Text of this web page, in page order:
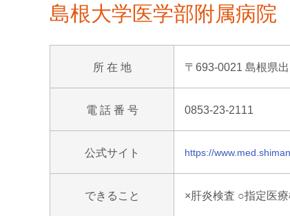
島根大学医学部附属病院
所 在 地 〒693-0021 島根県
電 話 番 号 0853-23-2111
公式サイト https://
できること ×肝炎検査 ○指定医療